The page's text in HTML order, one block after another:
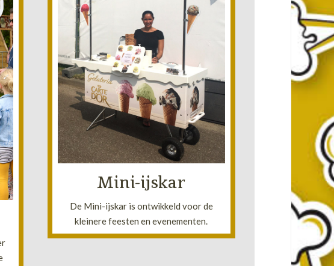
Mini-ijskar
De Mini-ijskar is ontwikkeld voor de
kleinere feesten en evenementen.
Deze kar past
namelijk door iedere
deur en in iedere
woonkamer.
De Mini-ijskar heeft de moderne
uitstraling!
Lees meer!